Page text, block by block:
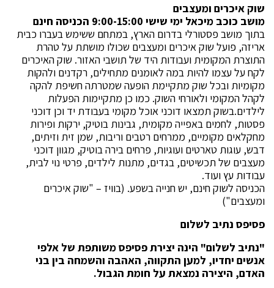
שוק איכרים ומעצבים
מושב כוכב מיכאל ימי שישי 9:00-15:00 הכניסה חינם
בתוך מושב פסטורלי בדרום הארץ, במתחם ששימש בעברו כבית
אריזה, פועל שוק איכרים ומעצבים שכולו מושתת על טהרת
התוצרת המקומית ועבודות היד של תושבי האזור. שוק האיכרים
לקח על עצמו להיות במה לאומנים מתחילים, רקדנים ולהקות
מקומיות ובכל שוק מתקיימת הופעה שמטרתה חשיפת להקה
לקהל המקומי ולאורחי השוק. כמו כן מתקיימות הפעלות
לילדים.בשוק תמצאו דוכני אוכל מקומי בעבודת יד וכן דוכני
פסטות, לחמים באפייה מקומית, גבינות בוטיק, ירקות ופירות
מחקלאים מקומיים, ממרחים רטבים וריבות, שמן זית וזיתים,
דבש, עוגות טארטים ועוגיות, פרחים בירה בוטיק, מגוון דוכני
מעצבים של תכשיטים, בגדים, מתנות לילדים, פרטי נוי לבית,
עבודות עץ ועוד.
הכניסה לשוק חינם, יש חנייה בשפע. (בוויז – "שוק איכרים
ומעצבים")
פסיפס נתיב לשלום
"נתיב לשלום" הינה יצירת פסיפס משותפת של אלפי
אנשים יחדיו, למען התקווה, האהבה והשמחה בין בני
האדם, היצירה נמצאת על חומת הגבול.